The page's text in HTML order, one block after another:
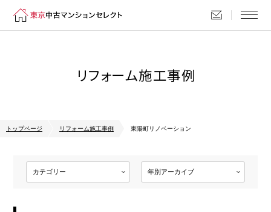
リフォーム施工事例
トップページ リフォーム施工事例 東陽町リノベーション